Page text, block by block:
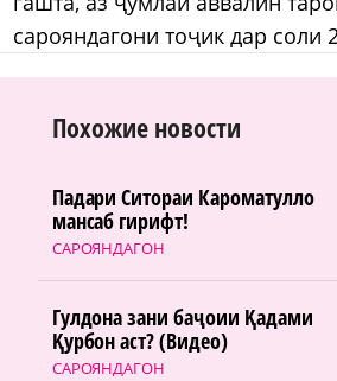
сарояндагони тоҷик дар соли
Похожие новости
САРОЯНДАГОН
Падари Ситораи Кароматулло
мансаб гирифт!
САРОЯНДАГОН
Гулдона зани баҷоии Қадами
Қурбон аст? (Видео)